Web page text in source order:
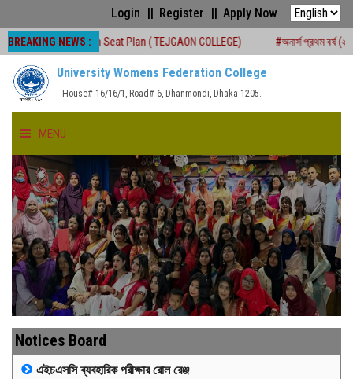
Login Register Apply Now
BREAKING NEWS :
Exam Seat Plan ( TEJGAON COLLEGE) #অনার্স প্রথম বর্ষ (২০২৫-২৬)
University Womens Federation College
House# 16/16/1, Road# 6, Dhanmondi, Dhaka 1205.
MENU
HOME
ABOUT US
FACULTIES
ACADEMICS
GALLERY
Notices Board
এইচএসসি ব্যবহারিক পরীক্ষার রোল রেঞ্জ